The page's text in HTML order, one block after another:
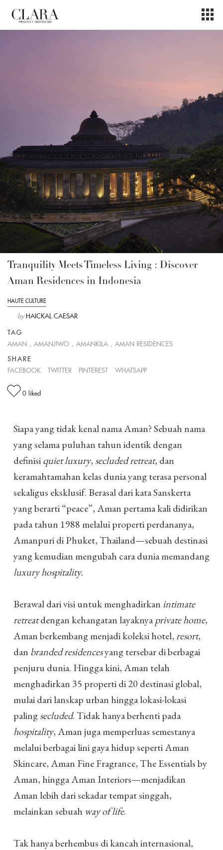
Tranquility Meets Timeless Living : Discover
Aman Residences in Indonesia
HAUTE CULTURE
by HAICKAL CAESAR
TAG
AMAN , AMANJIWO , AMANKILA , AMAN RESIDENCES
SHARE
FACEBOOK
TWITTER PINTEREST WHATSAPP
0 liked
Siapa yang tidak kenal nama Aman? Sebuah nama
yang selama puluhan tahun identik dengan
definisiquiet luxury, secluded retreat, dan
keramahtamahan kelas dunia yang terasa personal
sekaligus eksklusif. Berasal dari kata Sanskerta
yang berarti “peace”, Aman pertama kali didirikan
pada tahun 1988 melalui properti perdananya,
Amanpuri di Phuket, Thailand—sebuah destinasi
yang kemudian mengubah cara dunia memandang
luxury hospitality.
Berawal dari visi untuk menghadirkanintimate
retreatdengan kehangatan layaknyaprivate home,
Aman berkembang menjadi koleksi hotel,resort,
dan branded residencesyang tersebar di berbagai
penjuru dunia. Hingga kini, Aman telah
menghadirkan 35 properti di 20 destinasi global,
mulai dari lanskap urban hingga lokasi-lokasi
palingsecluded. Tidak hanya berhenti pada
hospitality, Aman juga memperluas semestanya
melalui berbagai lini gaya hidup seperti Aman
Skincare, Aman Fine Fragrance, The Essentials by
Aman, hingga Aman Interiors—menjadikan
Aman lebih dari sekadar tempat singgah,
melainkan sebuah way of life.
Tak hanya berhembus di kancah internasional,